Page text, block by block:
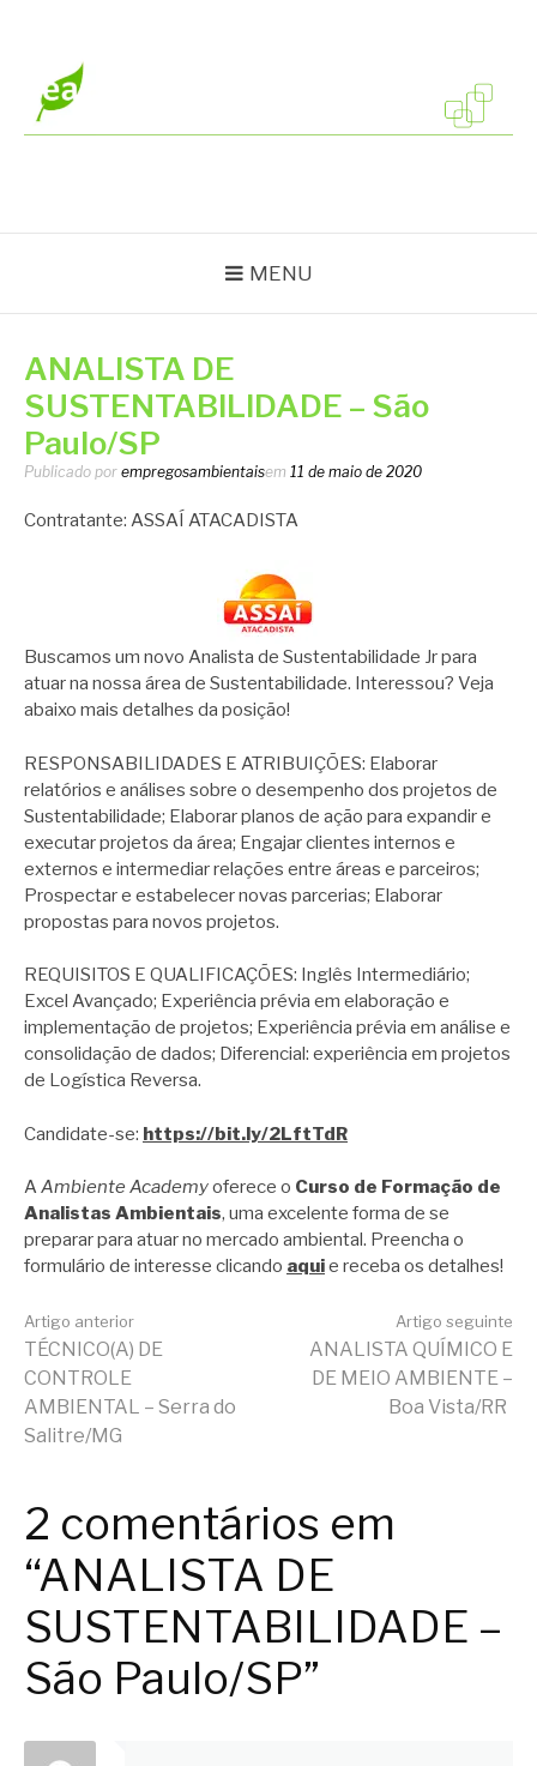
conteúdo
MENU
ANALISTA DE
SUSTENTABILIDADE – São
Paulo/SP
Publicado por empregosambientaisem 11 de maio de 2020
Contratante: ASSAÍ ATACADISTA
Buscamos um novo Analista de Sustentabilidade Jr para
atuar na nossa área de Sustentabilidade. Interessou? Veja
abaixo mais detalhes da posição!
RESPONSABILIDADES E ATRIBUIÇÕES: Elaborar
relatórios e análises sobre o desempenho dos projetos de
Sustentabilidade; Elaborar planos de ação para expandir e
executar projetos da área; Engajar clientes internos e
externos e intermediar relações entre áreas e parceiros;
Prospectar e estabelecer novas parcerias; Elaborar
propostas para novos projetos.
REQUISITOS E QUALIFICAÇÕES: Inglês Intermediário;
Excel Avançado; Experiência prévia em elaboração e
implementação de projetos; Experiência prévia em análise e
consolidação de dados; Diferencial: experiência em projetos
de Logística Reversa.
Candidate-se: https://bit.ly/2LftTdR
AAmbiente Academyoferece o Curso de Formação de
Analistas Ambientais, uma excelente forma de se
preparar para atuar no mercado ambiental. Preencha o
formulário de interesse clicando aquie receba os detalhes!
Continue
lendo
Artigo anterior
TÉCNICO(A) DE
CONTROLE
AMBIENTAL – Serra do
Salitre/MG
Artigo seguinte
ANALISTA QUÍMICO E
DE MEIO AMBIENTE –
Boa Vista/RR
2 comentários em
“ANALISTA DE
SUSTENTABILIDADE –
São Paulo/SP”